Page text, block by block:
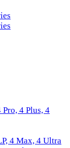
4 Plus, 4
4 Max, 4 Ultra